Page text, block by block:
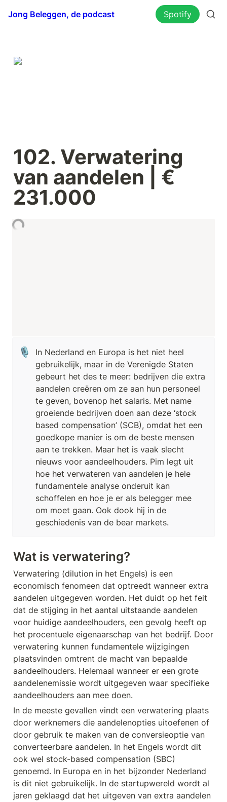
Jong Beleggen, de podcast Spotify
102. Verwatering
van aandelen | €
231.000
🎙️
In Nederland en Europa is het niet heel
gebruikelijk, maar in de Verenigde Staten
gebeurt het des te meer: bedrijven die extra
aandelen creëren om ze aan hun personeel
te geven, bovenop het salaris. Met name
groeiende bedrijven doen aan deze ‘stock
based compensation’ (SCB), omdat het een
goedkope manier is om de beste mensen
aan te trekken. Maar het is vaak slecht
nieuws voor aandeelhouders. Pim legt uit
hoe het verwateren van aandelen je hele
fundamentele analyse onderuit kan
schoffelen en hoe je er als belegger mee
om moet gaan. Ook dook hij in de
geschiedenis van de bear markets.
Wat is verwatering?
Verwatering (dilution in het Engels) is een
economisch fenomeen dat optreedt wanneer extra
aandelen uitgegeven worden. Het duidt op het feit
dat de stijging in het aantal uitstaande aandelen
voor huidige aandeelhouders, een gevolg heeft op
het procentuele eigenaarschap van het bedrijf. Door
verwatering kunnen fundamentele wijzigingen
plaatsvinden omtrent de macht van bepaalde
aandeelhouders. Helemaal wanneer er een grote
aandelenemissie wordt uitgegeven waar specifieke
aandeelhouders aan mee doen.
In de meeste gevallen vindt een verwatering plaats
door werknemers die aandelenopties uitoefenen of
door gebruik te maken van de conversieoptie van
converteerbare aandelen. In het Engels wordt dit
ook wel stock-based compensation (SBC)
genoemd. In Europa en in het bijzonder Nederland
is dit niet gebruikelijk. In de startupwereld wordt al
jaren geklaagd dat het uitgeven van extra aandelen